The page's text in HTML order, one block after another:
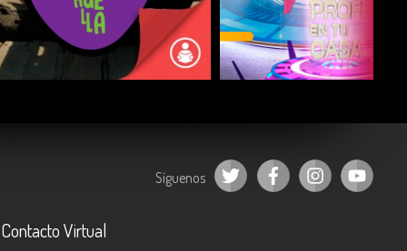
COMPARTIR COMPARTIR
Síguenos
Contacto Virtual